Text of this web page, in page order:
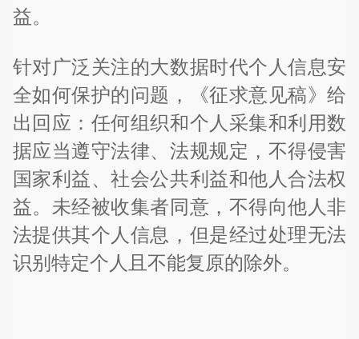
益。
针对广泛关注的大数据时代个人信息安
全如何保护的问题，《征求意见稿》给
出回应：任何组织和个人采集和利用数
据应当遵守法律、法规规定，不得侵害
国家利益、社会公共利益和他人合法权
益。未经被收集者同意，不得向他人非
法提供其个人信息，但是经过处理无法
识别特定个人且不能复原的除外。